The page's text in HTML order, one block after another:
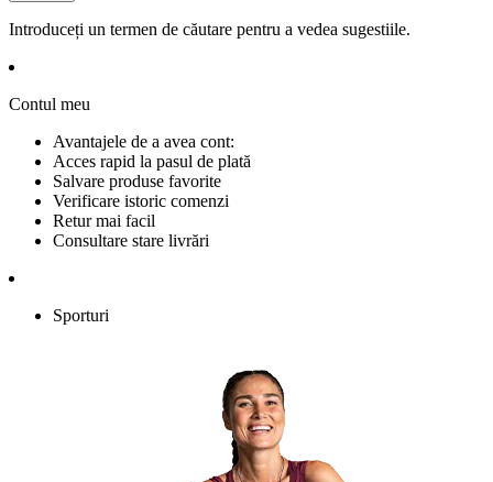
Introduceți un termen de căutare pentru a vedea sugestiile.
Contul meu
Avantajele de a avea cont:
Acces rapid la pasul de plată
Salvare produse favorite
Verificare istoric comenzi
Retur mai facil
Consultare stare livrări
Sporturi